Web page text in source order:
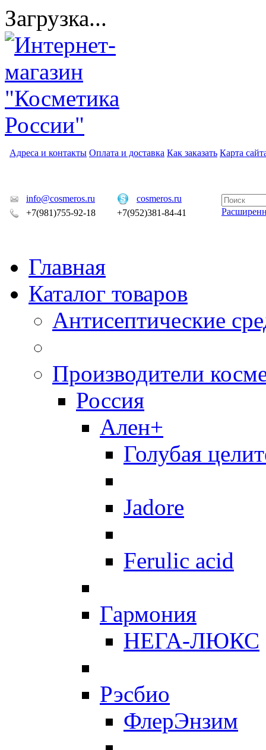
Загрузка...
Адреса и контакты Оплата и доставка Как заказать Карта
info@cosmeros.ru
cosmeros.ru
+7(981)755-92-18
+7(952)381-84-41
Главная
Каталог товаров
Антисептические
Производители
Россия
Ален+
Голубая
Jadore
Ferulic acid
Гармония
НЕГА-ЛЮКС
Рэсбио
ФлерЭнзим